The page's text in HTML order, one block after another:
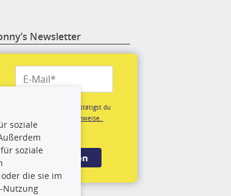
Newsletter
Mit der Anmeldung bestätigst du
Datenschutzhinweise.
(*Pflichtfeld)
Anmelden
soziale
soziale
die sie im
Nutzung